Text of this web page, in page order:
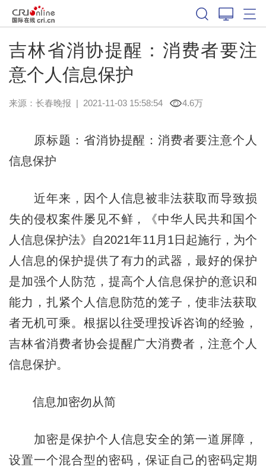
吉林省消协提醒：消费者要注
意个人信息保护
来源： 长春晚报 | 2021-11-03 15:58:54 4.6万
原标题：省消协提醒：消费者要注意个人
信息保护
近年来，因个人信息被非法获取而导致损
失的侵权案件屡见不鲜，《中华人民共和国个
人信息保护法》自2021年11月1日起施行，为个
人信息的保护提供了有力的武器，最好的保护
是加强个人防范，提高个人信息保护的意识和
能力，扎紧个人信息防范的笼子，使非法获取
者无机可乘。根据以往受理投诉咨询的经验，
吉林省消费者协会提醒广大消费者，注意个人
信息保护。
信息加密勿从简
加密是保护个人信息安全的第一道屏障，
设置一个混合型的密码，保证自己的密码定期